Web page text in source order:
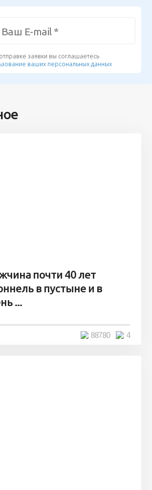
заявки вы соглашаетесь
ваших персональных данных
почти 40 лет
в пустыне и в
...
4
88780